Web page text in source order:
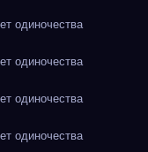
одиночества
одиночества
одиночества
одиночества